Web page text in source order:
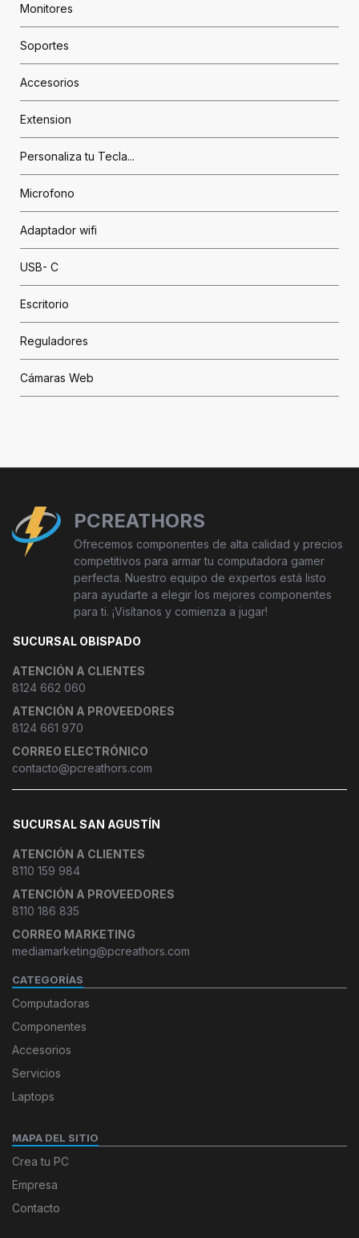
Monitores
Soportes
Accesorios
Extension
Personaliza tu Tecla...
Microfono
Adaptador wifi
USB- C
Escritorio
Reguladores
Cámaras Web
PCREATHORS
Ofrecemos componentes de alta calidad y precios
competitivos para armar tu computadora gamer
perfecta. Nuestro equipo de expertos está listo
para ayudarte a elegir los mejores componentes
para ti. ¡Visítanos y comienza a jugar!
SUCURSAL OBISPADO
ATENCIÓN A CLIENTES
8124 662 060
ATENCIÓN A PROVEEDORES
8124 661 970
CORREO ELECTRÓNICO
contacto@pcreathors.com
SUCURSAL SAN AGUSTÍN
ATENCIÓN A CLIENTES
8110 159 984
ATENCIÓN A PROVEEDORES
8110 186 835
CORREO MARKETING
mediamarketing@pcreathors.com
CATEGORÍAS
Computadoras
Componentes
Accesorios
Servicios
Laptops
MAPA DEL SITIO
Crea tu PC
Empresa
Contacto